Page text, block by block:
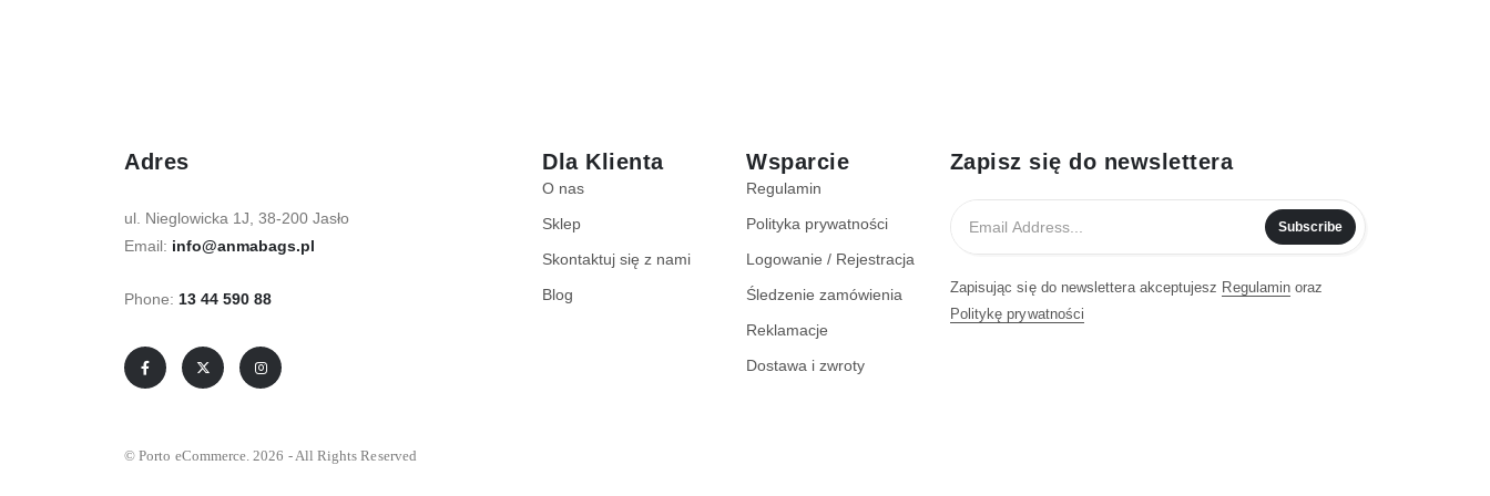
Adres
ul. Nieglowicka 1J, 38-200 Jasło
Email: info@anmabags.pl
Phone: 13 44 590 88
Dla Klienta
O nas
Sklep
Skontaktuj się z nami
Blog
Wsparcie
Regulamin
Polityka prywatności
Logowanie / Rejestracja
Śledzenie zamówienia
Reklamacje
Dostawa i zwroty
Zapisz się do newslettera
Subscribe
Zapisując się do newslettera akceptujesz Regulamin oraz
Politykę prywatności
© Porto eCommerce. 2026 - All Rights Reserved